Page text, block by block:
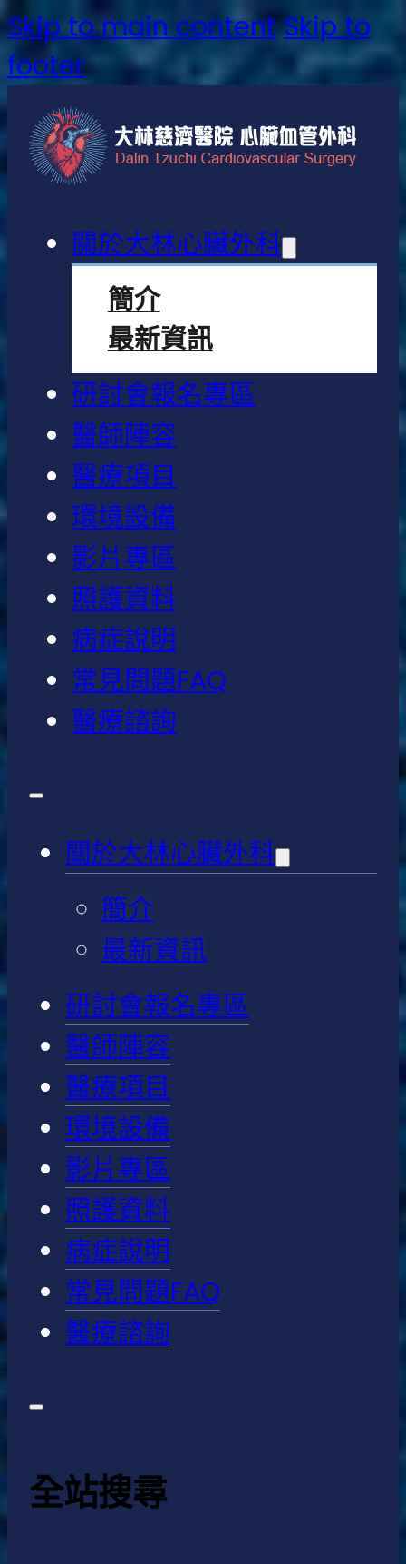
Skip to main content Skip to
footer
關於大林心臟外科
簡介
最新資訊
研討會報名專區
醫師陣容
醫療項目
環境設備
影片專區
照護資料
病症說明
常見問題FAQ
醫療諮詢
關於大林心臟外科
簡介
最新資訊
研討會報名專區
醫師陣容
醫療項目
環境設備
影片專區
照護資料
病症說明
常見問題FAQ
醫療諮詢
全站搜尋